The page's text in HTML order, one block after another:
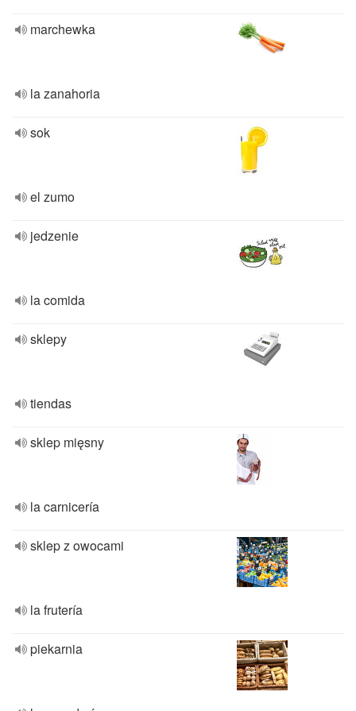
marchewka
la zanahoria
sok
el zumo
jedzenie
la comida
sklepy
tiendas
sklep mięsny
la carnicería
sklep z owocami
la frutería
piekarnia